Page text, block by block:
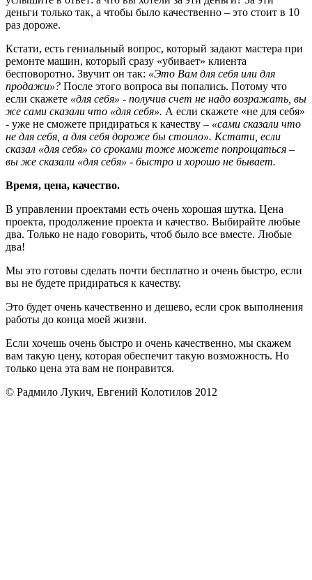
деньги только так, а чтобы было качественно – это стоит в 10
раз дороже.
Кстати, есть гениальный вопрос, который задают мастера при
ремонте машин, который сразу «убивает» клиента
бесповоротно. Звучит он так: «Это Вам для себя или для
продажи»? После этого вопроса вы попались. Потому что
если скажете «для себя» - получив счет не надо возражать, вы
же сами сказали что «для себя». А если скажете «не для себя»
- уже не сможете придираться к качеству – «сами сказали что
не для себя, а для себя дороже бы стоило». Кстати, если
сказал «для себя» со сроками тоже можете попрощаться –
вы же сказали «для себя» - быстро и хорошо не бывает.
Время, цена, качество.
В управлении проектами есть очень хорошая шутка. Цена
проекта, продолжение проекта и качество. Выбирайте любые
два. Только не надо говорить, чтоб было все вместе. Любые
два!
Мы это готовы сделать почти бесплатно и очень быстро, если
вы не будете придираться к качеству.
Это будет очень качественно и дешево, если срок выполнения
работы до конца моей жизни.
Если хочешь очень быстро и очень качественно, мы скажем
вам такую цену, которая обеспечит такую возможность. Но
только цена эта вам не понравится.
© Радмило Лукич, Евгений Колотилов 2012